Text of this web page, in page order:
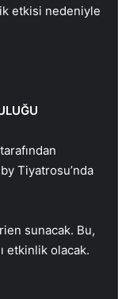
etkisi nedeniyle
Tiyatrosu’nda
sunacak. Bu,
etkinlik olacak.